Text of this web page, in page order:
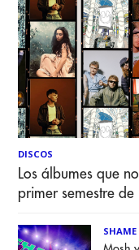
DISCOS
Los álbumes que
primer semestre
SHAME